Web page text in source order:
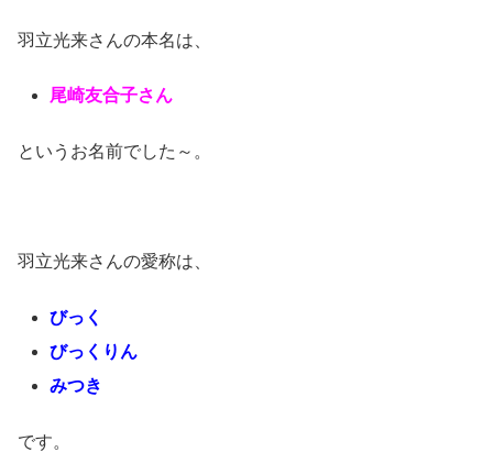
羽立光来さんの本名は、
尾崎友合子さん
というお名前でした～。
羽立光来さんの愛称は、
びっく
びっくりん
みつき
です。